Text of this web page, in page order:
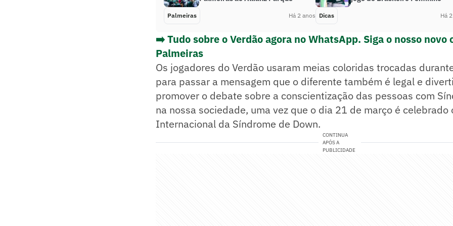
Palmeiras Há 2 anos Dicas Há
➡️ Tudo sobre o Verdão agora no WhatsApp. Siga o nosso novo
Palmeiras
Os jogadores do Verdão usaram meias coloridas trocadas
para passar a mensagem que o diferente também é legal e
promover o debate sobre a conscientização das pessoas com
na nossa sociedade, uma vez que o dia 21 de março é celebrado
Internacional da Síndrome de Down.
CONTINUA
APÓS A
PUBLICIDADE